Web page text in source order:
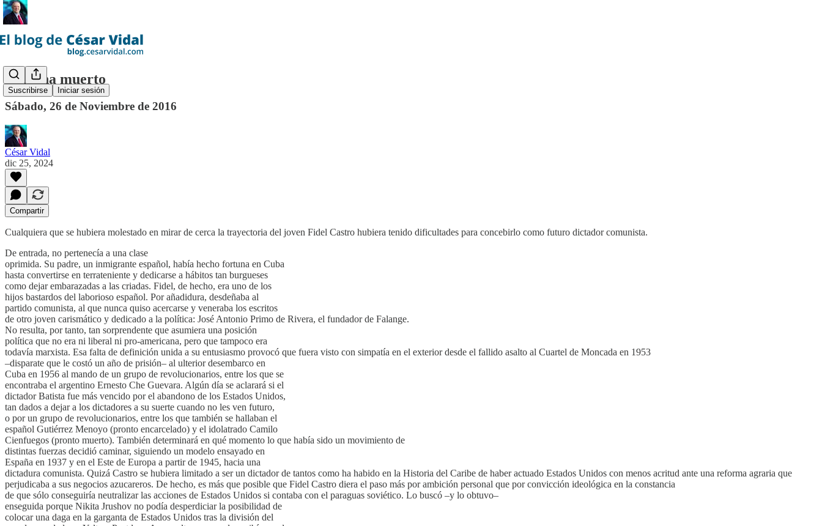
Suscribirse Iniciar sesión
Fidel ha muerto
Sábado, 26 de Noviembre de 2016
César Vidal
dic 25, 2024
Compartir
Cualquiera que se hubiera molestado en mirar de cerca la trayectoria del joven Fidel Castro hubiera tenido dificultades para concebirlo como futuro dictador comunista.
De entrada, no pertenecía a una clase
oprimida. Su padre, un inmigrante español, había hecho fortuna en Cuba
hasta convertirse en terrateniente y dedicarse a hábitos tan burgueses
como dejar embarazadas a las criadas. Fidel, de hecho, era uno de los
hijos bastardos del laborioso español. Por añadidura, desdeñaba al
partido comunista, al que nunca quiso acercarse y veneraba los escritos
de otro joven carismático y dedicado a la política: José Antonio Primo de Rivera, el fundador de Falange.
No resulta, por tanto, tan sorprendente que asumiera una posición
política que no era ni liberal ni pro-americana, pero que tampoco era
todavía marxista. Esa falta de definición unida a su entusiasmo provocó que fuera visto con simpatía en el exterior desde el fallido asalto al Cuartel de Moncada en 1953
–disparate que le costó un año de prisión– al ulterior desembarco en
Cuba en 1956 al mando de un grupo de revolucionarios, entre los que se
encontraba el argentino Ernesto Che Guevara. Algún día se aclarará si el
dictador Batista fue más vencido por el abandono de los Estados Unidos,
tan dados a dejar a los dictadores a su suerte cuando no les ven futuro,
o por un grupo de revolucionarios, entre los que también se hallaban el
español Gutiérrez Menoyo (pronto encarcelado) y el idolatrado Camilo
Cienfuegos (pronto muerto). También determinará en qué momento lo que había sido un movimiento de
distintas fuerzas decidió caminar, siguiendo un modelo ensayado en
España en 1937 y en el Este de Europa a partir de 1945, hacia una
dictadura comunista. Quizá Castro se hubiera limitado a ser un dictador de tantos como ha habido en la Historia del Caribe de haber actuado Estados Unidos con menos acritud ante una reforma agraria que
perjudicaba a sus negocios azucareros. De hecho, es más que posible que Fidel Castro diera el paso más por ambición personal que por convicción ideológica en la constancia
de que sólo conseguiría neutralizar las acciones de Estados Unidos si contaba con el paraguas soviético. Lo buscó –y lo obtuvo–
enseguida porque Nikita Jrushov no podía desperdiciar la posibilidad de
colocar una daga en la garganta de Estados Unidos tras la división del